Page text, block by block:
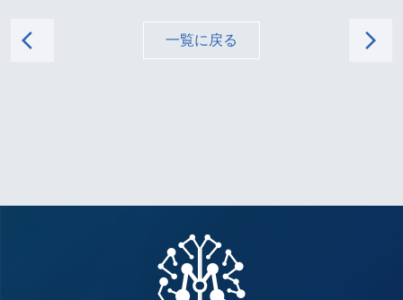
arrow_back_ios 一覧に戻る arrow_forward_ios